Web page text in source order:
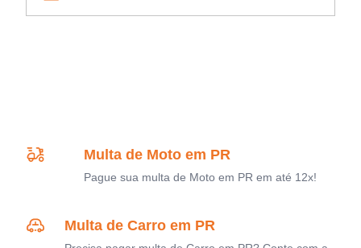
Multa de Moto em PR
Pague sua multa de Moto em PR em até 12x!
Multa de Carro em PR